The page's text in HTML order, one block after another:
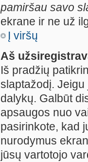
pamiršau savo
ekrane ir ne už
Į viršų
Aš
Iš pradžių
slaptažodį.
dalykų. Galbūt
apsaugos nuo
pasirinkote, kad
nurodymus
jūsų vartotojo